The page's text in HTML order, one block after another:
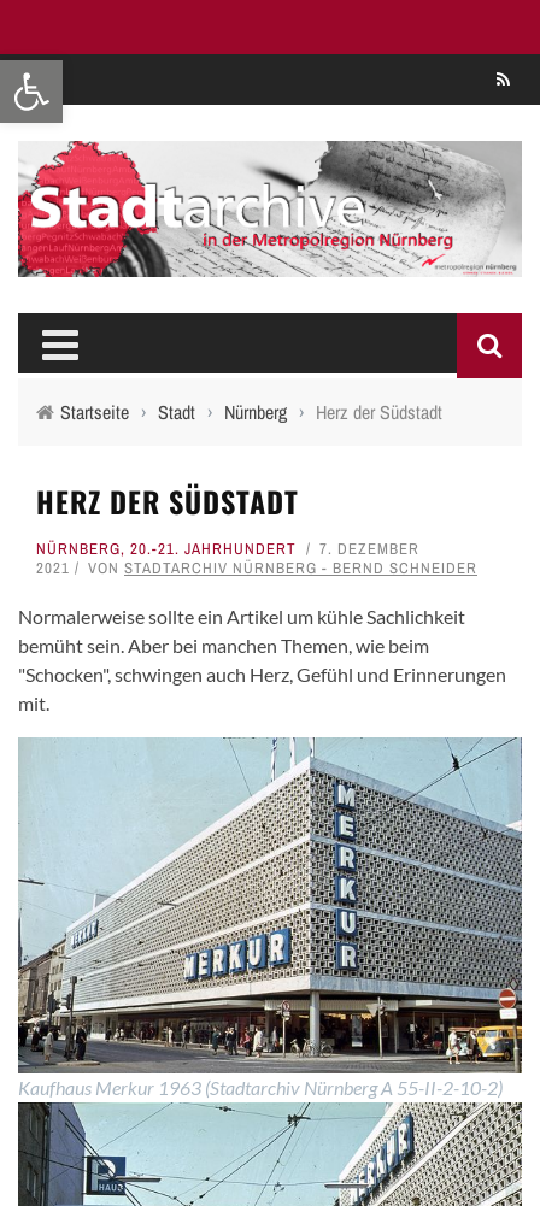
Werkzeugleiste öffnen
Startseite › Stadt › Nürnberg › Herz der Südstadt
HERZ DER SÜDSTADT
NÜRNBERG, 20.-21. JAHRHUNDERT
7. DEZEMBER
2021
VON STADTARCHIV NÜRNBERG - BERND SCHNEIDER
Normalerweise sollte ein Artikel um kühle Sachlichkeit
bemüht sein. Aber bei manchen Themen, wie beim
"Schocken", schwingen auch Herz, Gefühl und Erinnerungen
mit.
Kaufhaus Merkur 1963 (Stadtarchiv Nürnberg A 55-II-2-10-2)